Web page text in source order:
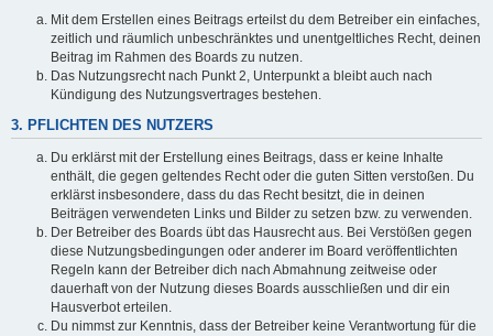
Mit dem Erstellen eines Beitrags erteilst du dem Betreiber ein einfaches,
zeitlich und räumlich unbeschränktes und unentgeltliches Recht, deinen
Beitrag im Rahmen des Boards zu nutzen.
Das Nutzungsrecht nach Punkt 2, Unterpunkt a bleibt auch nach
Kündigung des Nutzungsvertrages bestehen.
3. PFLICHTEN DES NUTZERS
Du erklärst mit der Erstellung eines Beitrags, dass er keine Inhalte
enthält, die gegen geltendes Recht oder die guten Sitten verstoßen. Du
erklärst insbesondere, dass du das Recht besitzt, die in deinen
Beiträgen verwendeten Links und Bilder zu setzen bzw. zu verwenden.
Der Betreiber des Boards übt das Hausrecht aus. Bei Verstößen gegen
diese Nutzungsbedingungen oder anderer im Board veröffentlichten
Regeln kann der Betreiber dich nach Abmahnung zeitweise oder
dauerhaft von der Nutzung dieses Boards ausschließen und dir ein
Hausverbot erteilen.
Du nimmst zur Kenntnis, dass der Betreiber keine Verantwortung für die